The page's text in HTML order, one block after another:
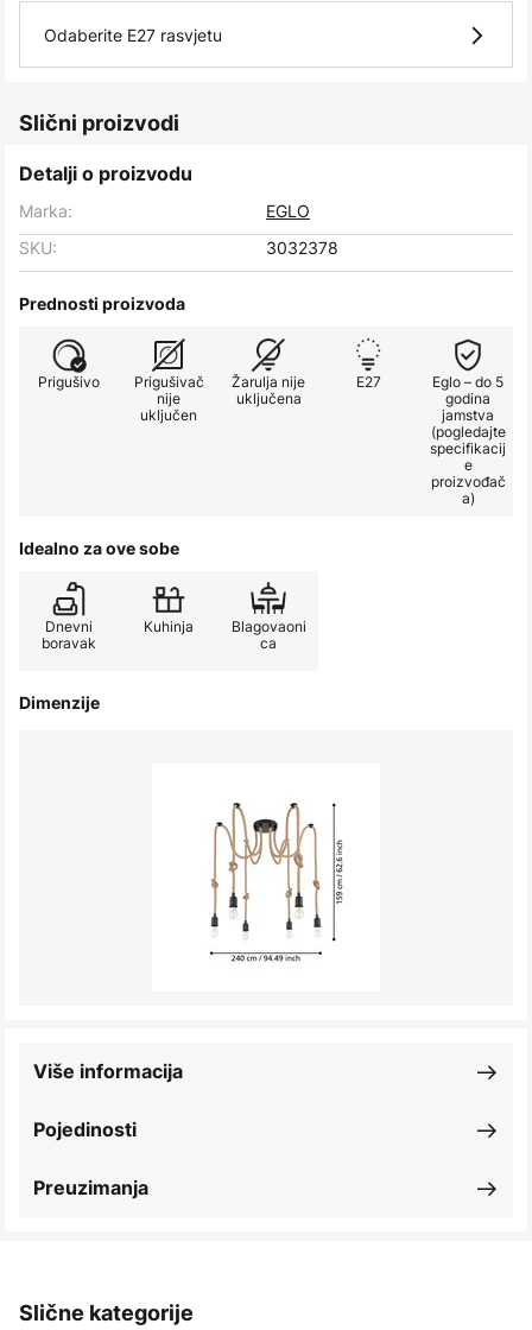
Odaberite E27 rasvjetu
Slični proizvodi
Detalji o proizvodu
Marka:
EGLO
SKU:
3032378
Prednosti proizvoda
Prigušivo
Prigušivač
nije
uključen
Žarulja nije
uključena
E27
Eglo – do 5
godina
jamstva
(pogledajte
specifikacij
e
proizvođač
a)
Idealno za ove sobe
Dnevni
boravak
Kuhinja
Blagovaoni
ca
Dimenzije
Pojedinosti
Više informacija
Preuzimanja
Slične kategorije